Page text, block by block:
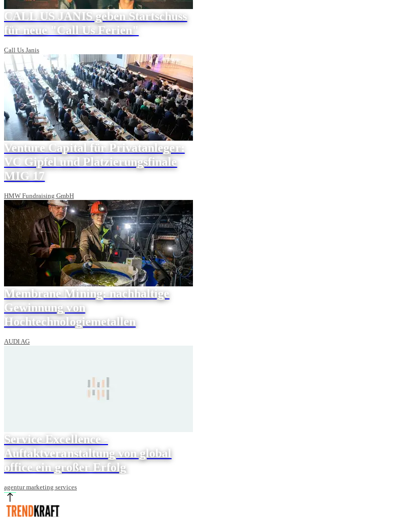
CALL US JANIS geben Startschuss
für neue "Call Us Ferien"
Call Us Janis
Venture Capital für Privatanleger:
VC Gipfel und Platzierungsfinale
MIG 17
HMW Fundraising GmbH
Membrane Mining: nachhaltige
Gewinnung von
Hochtechnologiemetallen
AUDI AG
Service Excellence -
Auftaktveranstaltung von global
office ein großer Erfolg
agentur marketing services